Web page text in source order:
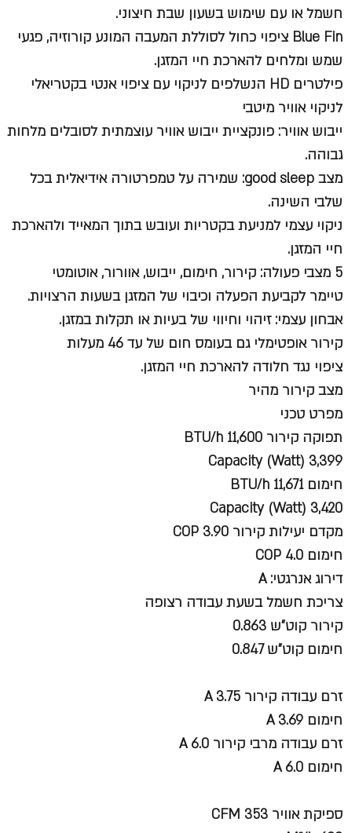
חשמל או עם שימוש בשעון שבת חיצוני.
Blue Fin ציפוי כחול לסוללת המעבה המונע קורוזיה, פגעי
שמש ומלחים להארכת חיי המזגן.
פילטרים HD הנשלפים לניקוי עם ציפוי אנטי בקטריאלי
לניקוי אוויר מיטבי
ייבוש אוויר: פונקציית ייבוש אוויר עוצמתית לסובלים מלחות
גבוהה.
מצב good sleep: שמירה על טמפרטורה אידיאלית בכל
שלבי השינה.
ניקוי עצמי למניעת בקטריות ועובש בתוך המאייד ולהארכת
חיי המזגן.
5 מצבי פעולה: קירור, חימום, ייבוש, אוורור, אוטומטי
טיימר לקביעת הפעלה וכיבוי של המזגן בשעות הרצויות.
אבחון עצמי: זיהוי וחיווי של בעיות או תקלות במזגן.
קירור אופטימלי גם בעומס חום של עד 46 מעלות
ציפוי נגד חלודה להארכת חיי המזגן.
מצב קירור מהיר
מפרט טכני
תפוקה קירור BTU/h 11,600
Capacity (Watt) 3,399
חימום BTU/h 11,671
Capacity (Watt) 3,420
מקדם יעילות קירור COP 3.90
חימום COP 4.0
דירוג אנרגטי: A
צריכת חשמל בשעת עבודה רצופה
קירור קוט"ש 0.863
חימום קוט"ש 0.847
זרם עבודה קירור A 3.75
חימום A 3.69
זרם עבודה מרבי קירור A 6.0
חימום A 6.0
ספיקת אוויר CFM 353